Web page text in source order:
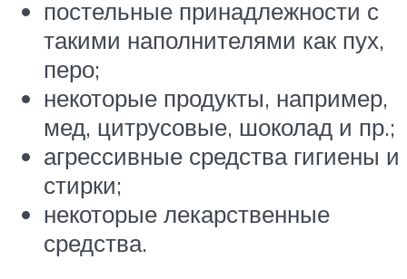
постельные принадлежности с
такими наполнителями как пух,
перо;
некоторые продукты, например,
мед, цитрусовые, шоколад и пр.;
агрессивные средства гигиены и
стирки;
некоторые лекарственные
средства.